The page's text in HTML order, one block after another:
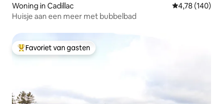
Woning in Cadillac Gemiddelde
4,78 (140)
Huisje aan een meer met bubbelbad
Topfavoriet van gasten
Favoriet van gasten